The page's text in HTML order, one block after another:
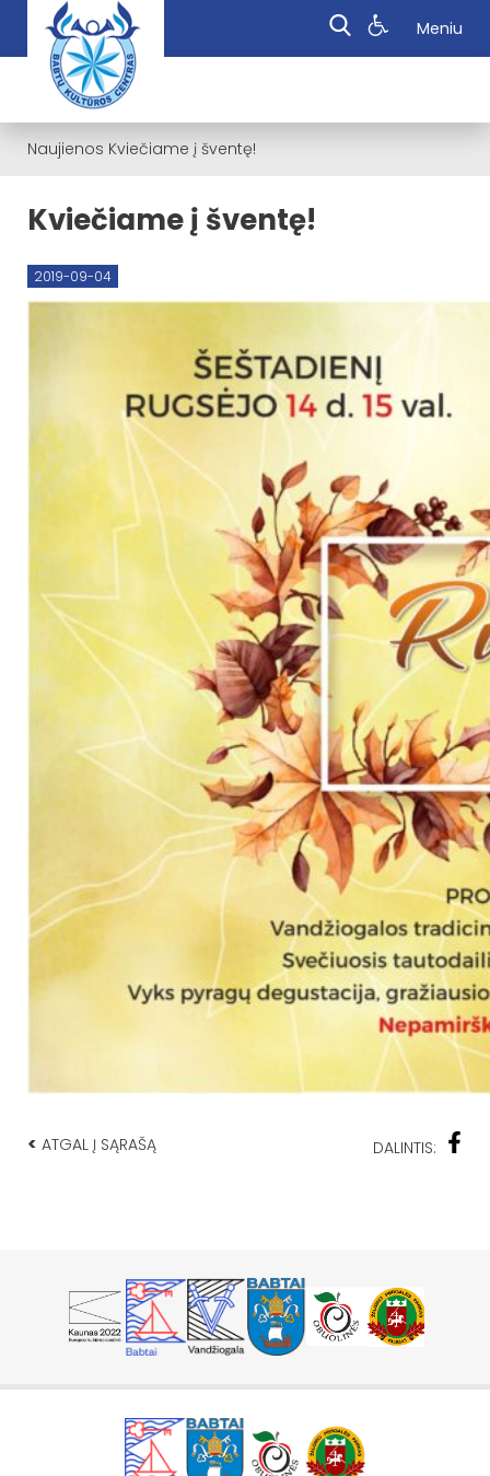
Meniu
Naujienos Kviečiame į šventę!
Kviečiame į šventę!
2019-09-04
< ATGAL Į SĄRAŠĄ DALINTIS: